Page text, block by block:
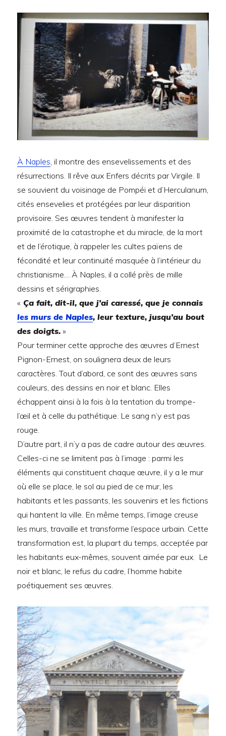
À Naples, il montre des ensevelissements et des
résurrections. Il rêve aux Enfers décrits par Virgile. Il
se souvient du voisinage de Pompéi et d’Herculanum,
cités ensevelies et protégées par leur disparition
provisoire. Ses œuvres tendent à manifester la
proximité de la catastrophe et du miracle, de la mort
et de l’érotique, à rappeler les cultes païens de
fécondité et leur continuité masquée à l’intérieur du
christianisme… À Naples, il a collé près de mille
dessins et sérigraphies.
« Ça fait, dit-il, que j’ai caressé, que je connais
les murs de Naples, leur texture, jusqu’au bout
des doigts. »
Pour terminer cette approche des œuvres d’Ernest
Pignon-Ernest, on soulignera deux de leurs
caractères. Tout d’abord, ce sont des œuvres sans
couleurs, des dessins en noir et blanc. Elles
échappent ainsi à la fois à la tentation du trompe-
l’œil et à celle du pathétique. Le sang n’y est pas
rouge.
D’autre part, il n’y a pas de cadre autour des œuvres.
Celles-ci ne se limitent pas à l’image : parmi les
éléments qui constituent chaque œuvre, il y a le mur
où elle se place, le sol au pied de ce mur, les
habitants et les passants, les souvenirs et les fictions
qui hantent la ville. En même temps, l’image creuse
les murs, travaille et transforme l’espace urbain. Cette
transformation est, la plupart du temps, acceptée par
les habitants eux-mêmes, souvent aimée par eux. Le
noir et blanc, le refus du cadre, l’homme habite
poétiquement ses œuvres.